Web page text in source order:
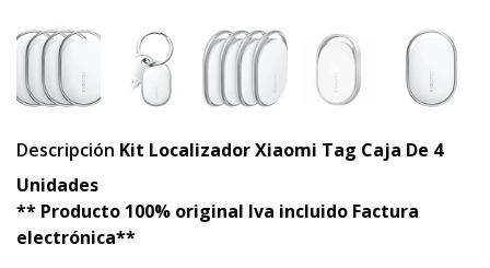
Descripción Kit Localizador Xiaomi Tag Caja De 4
Unidades
** Producto 100% original Iva incluido Factura
electrónica**